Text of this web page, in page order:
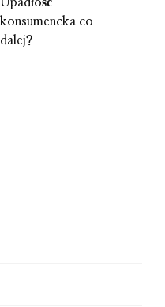
konsumencka co
dalej?